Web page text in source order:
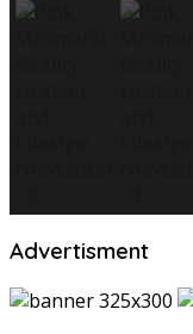
Advertisment